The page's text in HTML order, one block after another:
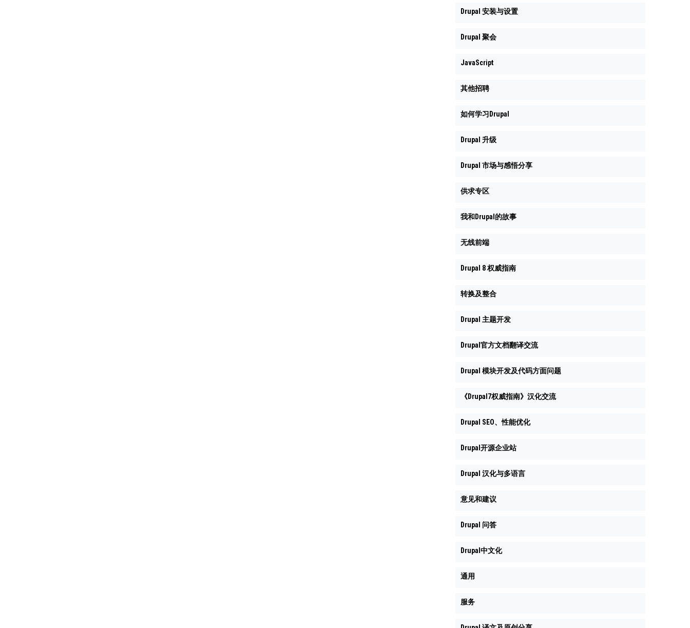
Drupal 安装与设置
Drupal 聚会
JavaScript
其他招聘
如何学习Drupal
Drupal 升级
Drupal 市场与感悟分享
供求专区
我和Drupal的故事
无线前端
Drupal 8 权威指南
转换及整合
Drupal 主题开发
Drupal官方文档翻译交流
Drupal 模块开发及代码方面问题
《Drupal7权威指南》汉化交流
Drupal SEO、性能优化
Drupal开源企业站
Drupal 汉化与多语言
意见和建议
Drupal 问答
Drupal中文化
通用
服务